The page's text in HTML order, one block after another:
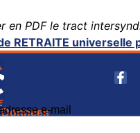
en PDF le tract
RETRAITE universelle
Donnéese-mail